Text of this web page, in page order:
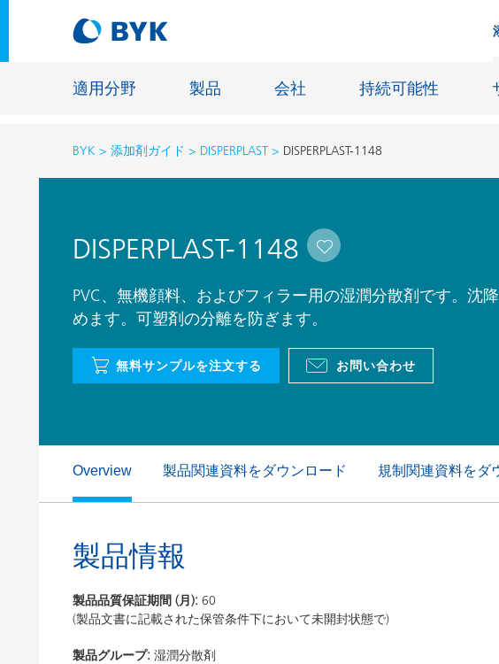
適用分野 製品 会社 持続可能性
適用分野別の推奨製品
接着剤およびシーリング材
建築塗料
自動車・車両用塗料
自動車補修塗料
缶コーティング
エネルギー貯蔵
ファイバーサイジング
鋳造および耐火
BYK 添加剤ガイド DISPERPLAST DISPERPLAST-1148
DISPERPLAST-1148
PVC、無機顔料、およびフィラー用の湿潤分散剤です。沈
めます。可塑剤の分離を防ぎます。
無料サンプルを注文する お問い合わせ
Overview 製品関連資料をダウンロード 規制関連資料をダ
製品情報
製品品質保証期間 (月): 60
(製品文書に記載された保管条件下において未開封状態で)
製品グループ: 湿潤分散剤